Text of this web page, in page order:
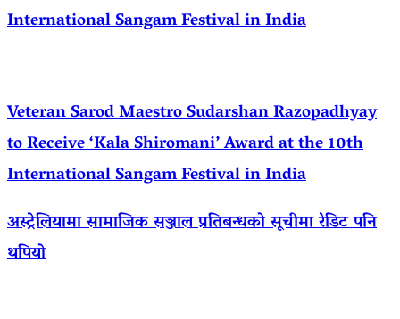
International Sangam Festival in India
Veteran Sarod Maestro Sudarshan Razopadhyay
to Receive ‘Kala Shiromani’ Award at the 10th
International Sangam Festival in India
अस्ट्रेलियामा सामाजिक सञ्जाल प्रतिबन्धको सूचीमा रेडिट पनि
थपियो